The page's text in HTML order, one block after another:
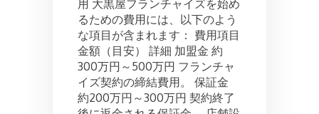
用 大黒屋フランチャイズを始め
るための費用には、以下のよう
な項目が含まれます： 費用項目
金額（目安） 詳細 加盟金 約
300万円～500万円 フランチャ
イズ契約の締結費用。 保証金
約200万円～300万円 契約終了